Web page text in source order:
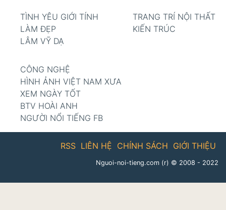
TÌNH YÊU GIỚI TÍNH
LÀM ĐẸP
LÂM VỸ DẠ
TRANG TRÍ NỘI THẤT
KIẾN TRÚC
CÔNG NGHỆ
HÌNH ẢNH VIỆT NAM XƯA
XEM NGÀY TỐT
BTV HOÀI ANH
NGƯỜI NỔI TIẾNG FB
GIỚI THIỆU
CHÍNH SÁCH
LIÊN HỆ
RSS
Nguoi-noi-tieng.com (r) © 2008 - 2022